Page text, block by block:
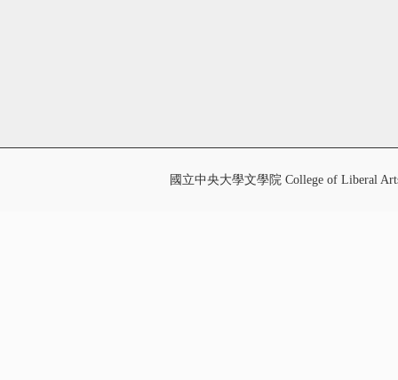
國立中央大學文學院 College of Liberal